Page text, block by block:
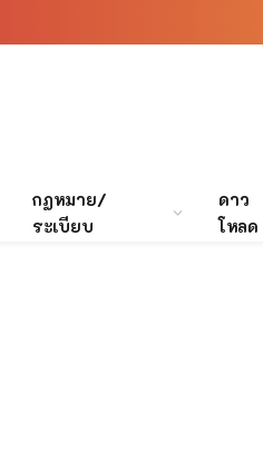
กฏหมาย/
ระเบียบ
ดาว
โหลด